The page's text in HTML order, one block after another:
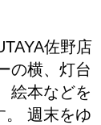
佐野店
の横、灯台
絵本などを
。 週末をゆ